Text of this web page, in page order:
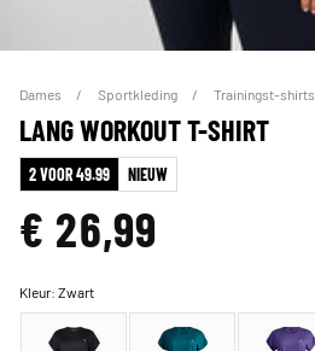
Dames Sportkleding Trainingst-shirts
LANG WORKOUT T-SHIRT
2 VOOR 49.99 NIEUW
€ 26,99
Kleur:Zwart